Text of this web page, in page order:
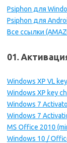
Psiphon для
Psiphon для
Все ссылки
01.
Windows XP VL key
Windows XP key
Windows 7
Windows 7
MS Office 2010
Windows 10 /